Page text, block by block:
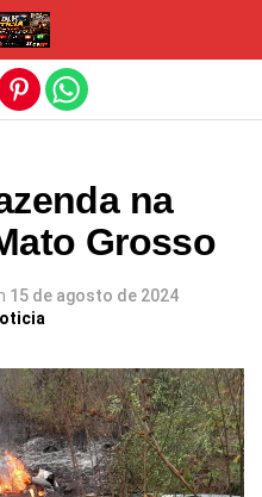
na
Grosso
15 de agosto de 2024
mobile